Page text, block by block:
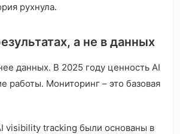
рухнула.
а не в данных
данных. В 2025 году ценность AI
работы. Мониторинг – это базовая
visibility tracking были основаны в